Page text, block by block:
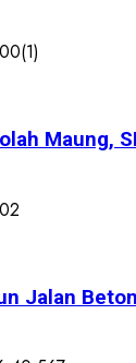
Maung,
Jalan